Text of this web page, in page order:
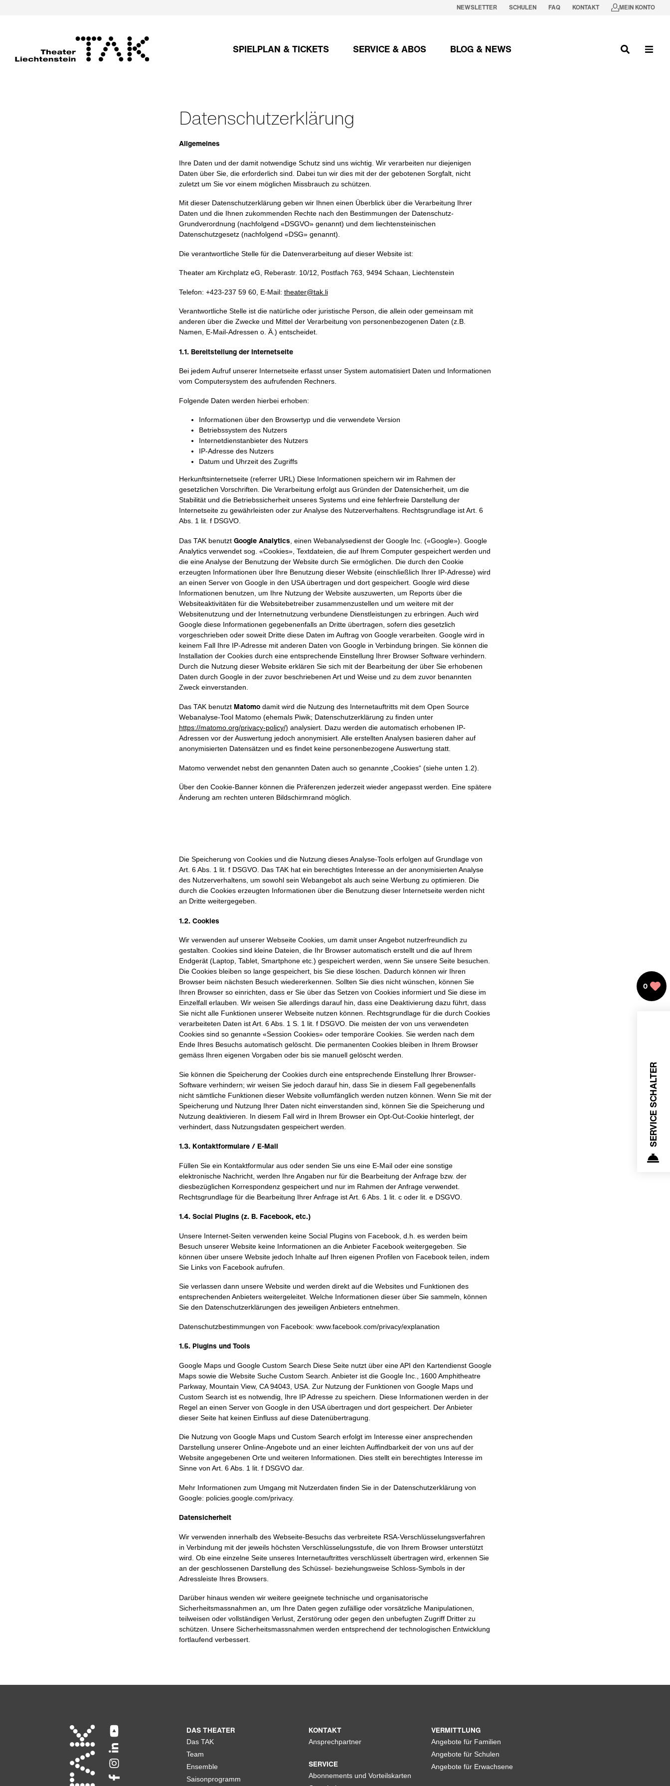
NEWSLETTER SCHULEN FAQ KONTAKT MEIN KONTO
SPIELPLAN & TICKETS SERVICE & ABOS BLOG & NEWS
Datenschutzerklärung
Allgemeines
Ihre Daten und der damit notwendige Schutz sind uns wichtig. Wir verarbeiten nur diejenigen
Daten über Sie, die erforderlich sind. Dabei tun wir dies mit der der gebotenen Sorgfalt, nicht
zuletzt um Sie vor einem möglichen Missbrauch zu schützen.
Mit dieser Datenschutzerklärung geben wir Ihnen einen Überblick über die Verarbeitung Ihrer
Daten und die Ihnen zukommenden Rechte nach den Bestimmungen der Datenschutz-
Grundverordnung (nachfolgend «DSGVO» genannt) und dem liechtensteinischen
Datenschutzgesetz (nachfolgend «DSG» genannt).
Die verantwortliche Stelle für die Datenverarbeitung auf dieser Website ist:
Theater am Kirchplatz eG, Reberastr. 10/12, Postfach 763, 9494 Schaan, Liechtenstein
Telefon: +423-237 59 60, E-Mail: theater@tak.li
Verantwortliche Stelle ist die natürliche oder juristische Person, die allein oder gemeinsam mit
anderen über die Zwecke und Mittel der Verarbeitung von personenbezogenen Daten (z.B.
Namen, E-Mail-Adressen o. Ä.) entscheidet.
1.1. Bereitstellung der Internetseite
Bei jedem Aufruf unserer Internetseite erfasst unser System automatisiert Daten und Informationen
vom Computersystem des aufrufenden Rechners.
Folgende Daten werden hierbei erhoben:
Informationen über den Browsertyp und die verwendete Version
Betriebssystem des Nutzers
Internetdienstanbieter des Nutzers
IP-Adresse des Nutzers
Datum und Uhrzeit des Zugriffs
Herkunftsinternetseite (referrer URL) Diese Informationen speichern wir im Rahmen der
gesetzlichen Vorschriften. Die Verarbeitung erfolgt aus Gründen der Datensicherheit, um die
Stabilität und die Betriebssicherheit unseres Systems und eine fehlerfreie Darstellung der
Internetseite zu gewährleisten oder zur Analyse des Nutzerverhaltens. Rechtsgrundlage ist Art. 6
Abs. 1 lit. f DSGVO.
Das TAK benutzt Google Analytics , einen Webanalysedienst der Google Inc. («Google»). Google
Analytics verwendet sog. «Cookies», Textdateien, die auf Ihrem Computer gespeichert werden und
die eine Analyse der Benutzung der Website durch Sie ermöglichen. Die durch den Cookie
erzeugten Informationen über Ihre Benutzung dieser Website (einschließlich Ihrer IP-Adresse) wird
an einen Server von Google in den USA übertragen und dort gespeichert. Google wird diese
Informationen benutzen, um Ihre Nutzung der Website auszuwerten, um Reports über die
Websiteaktivitäten für die Websitebetreiber zusammenzustellen und um weitere mit der
Websitenutzung und der Internetnutzung verbundene Dienstleistungen zu erbringen. Auch wird
Google diese Informationen gegebenenfalls an Dritte übertragen, sofern dies gesetzlich
vorgeschrieben oder soweit Dritte diese Daten im Auftrag von Google verarbeiten. Google wird in
keinem Fall Ihre IP-Adresse mit anderen Daten von Google in Verbindung bringen. Sie können die
Installation der Cookies durch eine entsprechende Einstellung Ihrer Browser Software verhindern.
Durch die Nutzung dieser Website erklären Sie sich mit der Bearbeitung der über Sie erhobenen
Daten durch Google in der zuvor beschriebenen Art und Weise und zu dem zuvor benannten
Zweck einverstanden.
Das TAK benutzt Matomo damit wird die Nutzung des Internetauftritts mit dem Open Source
Webanalyse-Tool Matomo (ehemals Piwik; Datenschutzerklärung zu finden unter
https://matomo.org/privacy-policy/) analysiert. Dazu werden die automatisch erhobenen IP-
Adressen vor der Auswertung jedoch anonymisiert. Alle erstellten Analysen basieren daher auf
anonymisierten Datensätzen und es findet keine personenbezogene Auswertung statt.
Matomo verwendet nebst den genannten Daten auch so genannte „Cookies“ (siehe unten 1.2).
Über den Cookie-Banner können die Präferenzen jederzeit wieder angepasst werden. Eine spätere
Änderung am rechten unteren Bildschirmrand möglich.
Die Speicherung von Cookies und die Nutzung dieses Analyse-Tools erfolgen auf Grundlage von
Art. 6 Abs. 1 lit. f DSGVO. Das TAK hat ein berechtigtes Interesse an der anonymisierten Analyse
des Nutzerverhaltens, um sowohl sein Webangebot als auch seine Werbung zu optimieren. Die
durch die Cookies erzeugten Informationen über die Benutzung dieser Internetseite werden nicht
an Dritte weitergegeben.
1.2. Cookies
Wir verwenden auf unserer Webseite Cookies, um damit unser Angebot nutzerfreundlich zu
gestalten. Cookies sind kleine Dateien, die Ihr Browser automatisch erstellt und die auf Ihrem
Endgerät (Laptop, Tablet, Smartphone etc.) gespeichert werden, wenn Sie unsere Seite besuchen.
Die Cookies bleiben so lange gespeichert, bis Sie diese löschen. Dadurch können wir Ihren
Browser beim nächsten Besuch wiedererkennen. Sollten Sie dies nicht wünschen, können Sie
Ihren Browser so einrichten, dass er Sie über das Setzen von Cookies informiert und Sie diese im
Einzelfall erlauben. Wir weisen Sie allerdings darauf hin, dass eine Deaktivierung dazu führt, dass
Sie nicht alle Funktionen unserer Webseite nutzen können. Rechtsgrundlage für die durch Cookies
verarbeiteten Daten ist Art. 6 Abs. 1 S. 1 lit. f DSGVO. Die meisten der von uns verwendeten
Cookies sind so genannte «Session Cookies» oder temporäre Cookies. Sie werden nach dem
Ende Ihres Besuchs automatisch gelöscht. Die permanenten Cookies bleiben in Ihrem Browser
gemäss Ihren eigenen Vorgaben oder bis sie manuell gelöscht werden.
Sie können die Speicherung der Cookies durch eine entsprechende Einstellung Ihrer Browser-
Software verhindern; wir weisen Sie jedoch darauf hin, dass Sie in diesem Fall gegebenenfalls
nicht sämtliche Funktionen dieser Website vollumfänglich werden nutzen können. Wenn Sie mit der
Speicherung und Nutzung Ihrer Daten nicht einverstanden sind, können Sie die Speicherung und
Nutzung deaktivieren. In diesem Fall wird in Ihrem Browser ein Opt-Out-Cookie hinterlegt, der
verhindert, dass Nutzungsdaten gespeichert werden.
1.3. Kontaktformulare / E-Mail
Füllen Sie ein Kontaktformular aus oder senden Sie uns eine E-Mail oder eine sonstige
elektronische Nachricht, werden Ihre Angaben nur für die Bearbeitung der Anfrage bzw. der
diesbezüglichen Korrespondenz gespeichert und nur im Rahmen der Anfrage verwendet.
Rechtsgrundlage für die Bearbeitung Ihrer Anfrage ist Art. 6 Abs. 1 lit. c oder lit. e DSGVO.
1.4. Social Plugins (z. B. Facebook, etc.)
Unsere Internet-Seiten verwenden keine Social Plugins von Facebook, d.h. es werden beim
Besuch unserer Website keine Informationen an die Anbieter Facebook weitergegeben. Sie
können über unsere Website jedoch Inhalte auf Ihren eigenen Profilen von Facebook teilen, indem
Sie Links von Facebook aufrufen.
Sie verlassen dann unsere Website und werden direkt auf die Websites und Funktionen des
entsprechenden Anbieters weitergeleitet. Welche Informationen dieser über Sie sammeln, können
Sie den Datenschutzerklärungen des jeweiligen Anbieters entnehmen.
Datenschutzbestimmungen von Facebook: www.facebook.com/privacy/explanation
1.5. Plugins und Tools
Google Maps und Google Custom Search Diese Seite nutzt über eine API den Kartendienst Google
Maps sowie die Website Suche Custom Search. Anbieter ist die Google Inc., 1600 Amphitheatre
Parkway, Mountain View, CA 94043, USA. Zur Nutzung der Funktionen von Google Maps und
Custom Search ist es notwendig, Ihre IP Adresse zu speichern. Diese Informationen werden in der
Regel an einen Server von Google in den USA übertragen und dort gespeichert. Der Anbieter
dieser Seite hat keinen Einfluss auf diese Datenübertragung.
Die Nutzung von Google Maps und Custom Search erfolgt im Interesse einer ansprechenden
Darstellung unserer Online-Angebote und an einer leichten Auffindbarkeit der von uns auf der
Website angegebenen Orte und weiteren Informationen. Dies stellt ein berechtigtes Interesse im
Sinne von Art. 6 Abs. 1 lit. f DSGVO dar.
Mehr Informationen zum Umgang mit Nutzerdaten finden Sie in der Datenschutzerklärung von
Google: policies.google.com/privacy.
Datensicherheit
Wir verwenden innerhalb des Webseite-Besuchs das verbreitete RSA-Verschlüsselungsverfahren
in Verbindung mit der jeweils höchsten Verschlüsselungsstufe, die von Ihrem Browser unterstützt
wird. Ob eine einzelne Seite unseres Internetauftrittes verschlüsselt übertragen wird, erkennen Sie
an der geschlossenen Darstellung des Schüssel- beziehungsweise Schloss-Symbols in der
Adressleiste Ihres Browsers.
Darüber hinaus wenden wir weitere geeignete technische und organisatorische
Sicherheitsmassnahmen an, um Ihre Daten gegen zufällige oder vorsätzliche Manipulationen,
teilweisen oder vollständigen Verlust, Zerstörung oder gegen den unbefugten Zugriff Dritter zu
schützen. Unsere Sicherheitsmassnahmen werden entsprechend der technologischen Entwicklung
fortlaufend verbessert.
SERVICE SCHALTER
0
DAS THEATER
Das TAK
Team
Ensemble
Saisonprogramm
KONTAKT
Ansprechpartner
SERVICE
Abonnements und Vorteilskarten
VERMITTLUNG
Angebote für Familien
Angebote für Schulen
Angebote für Erwachsene